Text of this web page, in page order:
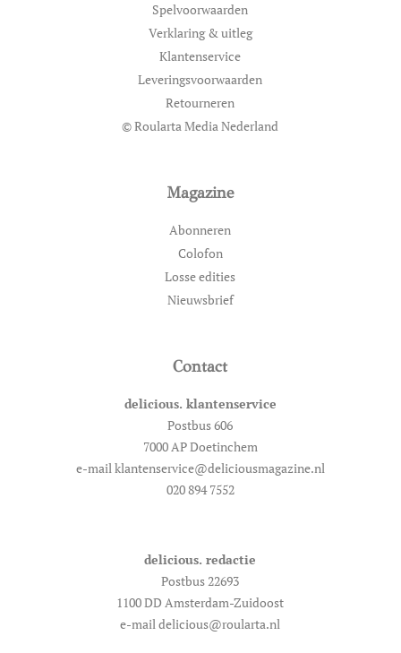
Spelvoorwaarden
Verklaring & uitleg
Klantenservice
Leveringsvoorwaarden
Retourneren
© Roularta Media Nederland
Magazine
Abonneren
Colofon
Losse edities
Nieuwsbrief
Contact
delicious. klantenservice
Postbus 606
7000 AP Doetinchem
e-mail klantenservice@deliciousmagazine.nl
020 894 7552
delicious. redactie
Postbus 22693
1100 DD Amsterdam-Zuidoost
e-mail delicious@roularta.nl